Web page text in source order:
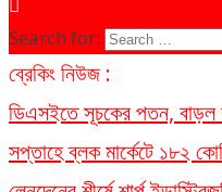
Search for:
ব্রেকিং নিউজ :
ডিএসইতে সূচকের পতন, বাড়ল
সপ্তাহে ব্লক মার্কেটে ১৮২